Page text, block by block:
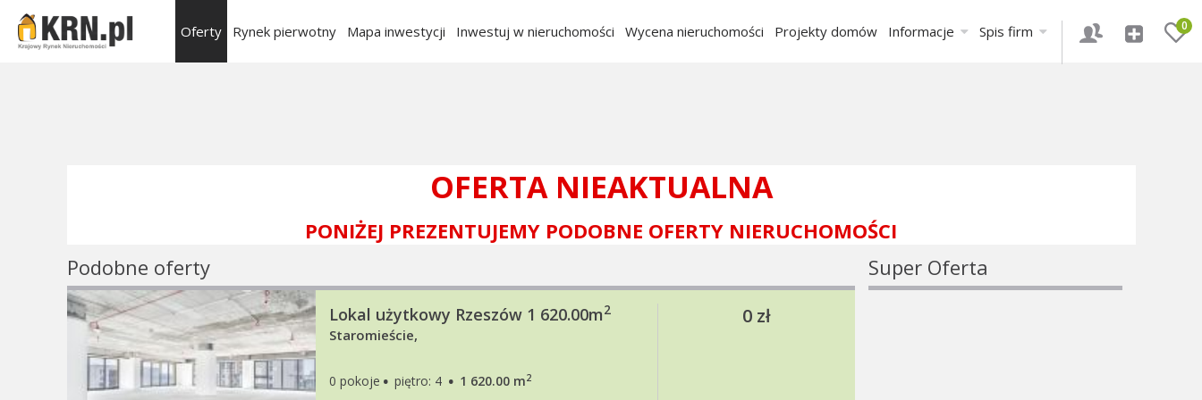
0
Oferty Rynek pierwotny Mapa inwestycji Inwestuj w nieruchomości Wycena nieruchomości Projekty domów Informacje Spis firm
OFERTA NIEAKTUALNA
PONIŻEJ PREZENTUJEMY PODOBNE OFERTY NIERUCHOMOŚCI
Podobne oferty
Lokal użytkowy Rzeszów 1 620.00m2
Staromieście,
0 pokoje · piętro: 4 · 1 620.00 m2
0 zł
Super Oferta